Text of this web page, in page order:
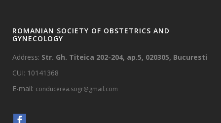
ROMANIAN SOCIETY OF OBSTETRICS AND
GYNECOLOGY
Address: Str. Gh. Titeica 202-204, ap.5, 020305, Bucuresti
CUI: 10141368
E-mail: conducerea.sogr@gmail.com